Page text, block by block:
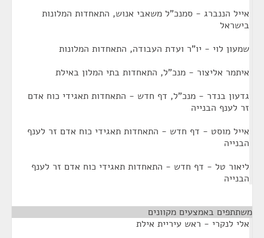
אייל הננברג - סמנכ"ל משאבי אנוש, התאחדות המלונות
בישראל
שמעון לוי - יו"ר ועדת העבודה, התאחדות המלונות
איתמר אליצור - מנכ"ל, התאחדות בתי המלון באילת
גדעון בנדר - מנכ"ל, דף חדש - התאחדות תאגידי כוח אדם
זר לענף הבנייה
אייל מוסט - דף חדש - התאחדות תאגידי כוח אדם זר לענף
הבנייה
ליאור טל - דף חדש - התאחדות תאגידי כוח אדם זר לענף
הבנייה
משתתפים באמצעים מקוונים
אלי לנקרי - ראש עיריית אילת